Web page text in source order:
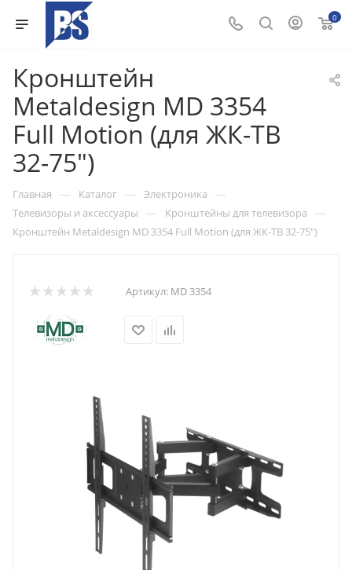
0
Кронштейн
Metaldesign MD 3354
Full Motion (для ЖК-ТВ
32-75")
Главная — Каталог — Электроника —
Телевизоры и аксессуары — Кронштейны для телевизора —
Кронштейн Metaldesign MD 3354 Full Motion (для ЖК-ТВ 32-75")
Артикул: MD 3354